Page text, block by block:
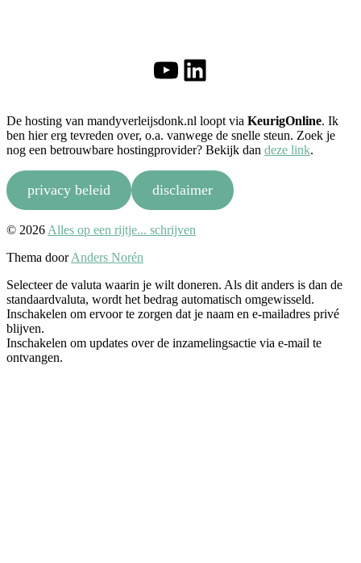
YouTube
LinkedIn
De hosting van mandyverleijsdonk.nl loopt via KeurigOnline. Ik
ben hier erg tevreden over, o.a. vanwege de snelle steun. Zoek je
nog een betrouwbare hostingprovider? Bekijk dan deze link.
privacy beleid disclaimer
Naar
© 2026 Alles op een rijtje... schrijven
Thema doorAnders Norén
Selecteer de valuta waarin je wilt doneren. Als dit anders is dan de
standaardvaluta, wordt het bedrag automatisch omgewisseld.
Inschakelen om ervoor te zorgen dat je naam en e-mailadres privé
blijven.
Inschakelen om updates over de inzamelingsactie via e-mail te
ontvangen.